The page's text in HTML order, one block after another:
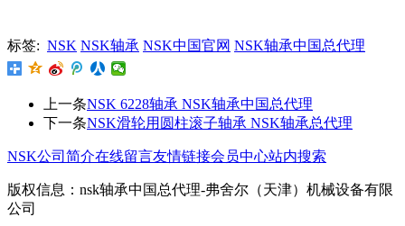
标签: NSK NSK轴承 NSK中国官网 NSK轴承中国总代理
上一条NSK 6228轴承 NSK轴承中国总代理
下一条NSK滑轮用圆柱滚子轴承 NSK轴承总代理
NSK公司简介在线留言友情链接会员中心站内搜索
版权信息：nsk轴承中国总代理-弗舍尔（天津）机械设备有限
公司